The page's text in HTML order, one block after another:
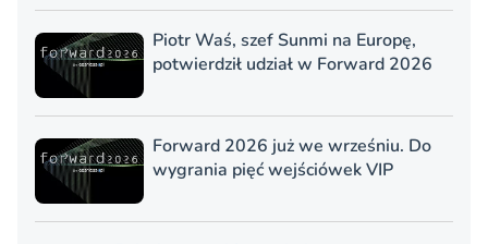
Piotr Waś, szef Sunmi na Europę,
potwierdził udział w Forward 2026
Forward 2026 już we wrześniu. Do
wygrania pięć wejściówek VIP